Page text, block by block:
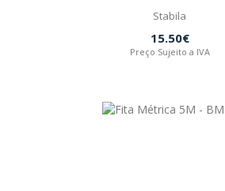
Stabila
15.50€
Preço Sujeito a IVA